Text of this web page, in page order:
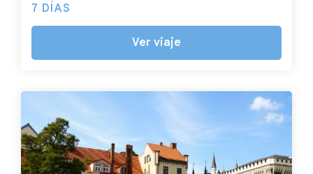
7 DÍAS
Ver viaje